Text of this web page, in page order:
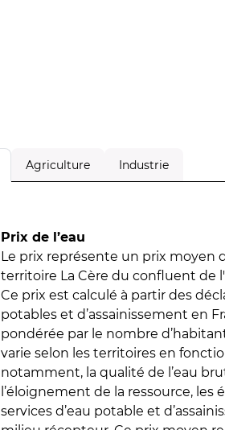
Agriculture Industrie
Prix de l’eau
Le prix représente un prix moyen
territoire La Cère du confluent de
Ce prix est calculé à partir des
potables et d’assainissement en
pondérée par le nombre
varie selon les territoires en
notamment, la qualité de l’eau
l’éloignement de la ressource,
services d’eau potable et